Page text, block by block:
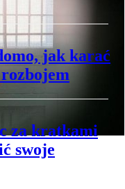
jak karać
za kratkami
swoje